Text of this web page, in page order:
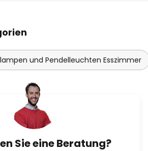
und Pendelleuchten Esszimmer
Sie eine Beratung?